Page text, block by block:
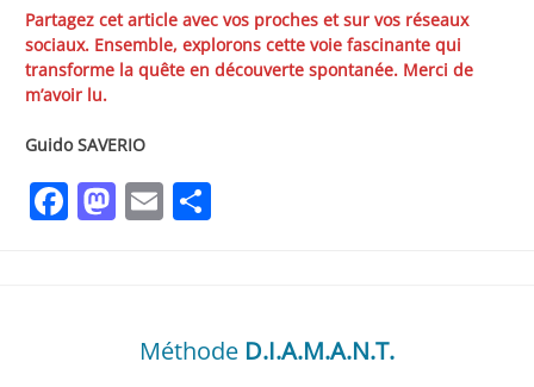
Partagez cet article avec vos proches et sur vos réseaux
sociaux. Ensemble, explorons cette voie fascinante qui
transforme la quête en découverte spontanée. Merci de
m’avoir lu.
Guido SAVERIO
Facebook
Mastodon
Email
Méthode D.I.A.M.A.N.T.